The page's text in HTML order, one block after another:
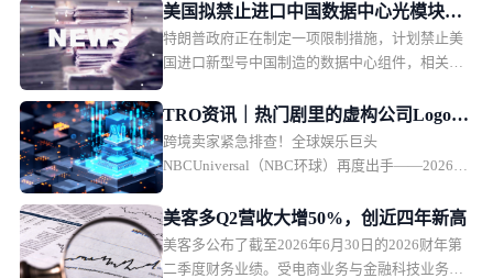
美国拟禁止进口中国数据中心光模块组
件
特朗普政府正在制定一项限制措施，计划禁止美
国进口新型号中国制造的数据中心组件，相关措
TRO资讯｜热门剧里的虚构公司Logo竟
正在维权，速查
跨境卖家紧急排查！全球娱乐巨头
NBCUniversal（NBC环球）再度出手——2026年
在伊利诺伊州北区联邦法院发起TRO批量诉讼，
被告名单全部密封。这已是THE OFFICE今年第
39起TRO维权，核心武器正是注册多年的THE
美客多Q2营收大增50%，创近四年新高
美客多公布了截至2026年6月30日的2026财年第
二季度财务业绩。受电商业务与金融科技业务持